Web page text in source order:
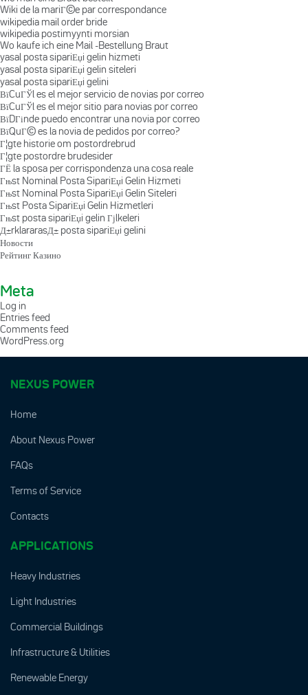
Wiki de la mariГ©e par correspondance
wikipedia mail order bride
wikipedia postimyynti morsian
Wo kaufe ich eine Mail -Bestellung Braut
yasal posta sipariЕџi gelin hizmeti
yasal posta sipariЕџi gelin siteleri
yasal posta sipariЕџi gelini
ВїCuГЎl es el mejor servicio de novias por correo
ВїCuГЎl es el mejor sitio para novias por correo
ВїDГіnde puedo encontrar una novia por correo
ВїQuГ© es la novia de pedidos por correo?
Г¦gte historie om postordrebrud
Г¦gte postordre brudesider
ГЁ la sposa per corrispondenza una cosa reale
Гњst Nominal Posta SipariЕџi Gelin Hizmeti
Гњst Nominal Posta SipariЕџi Gelin Siteleri
Гњst Posta SipariЕџi Gelin Hizmetleri
Гњst posta sipariЕџi gelin Гјlkeleri
Д±rklararasД± posta sipariЕџi gelini
Новости
Рейтинг Казино
Meta
Log in
Entries feed
Comments feed
WordPress.org
NEXUS POWER
Home
About Nexus Power
FAQs
Terms of Service
Contacts
APPLICATIONS
Heavy Industries
Light Industries
Commercial Buildings
Infrastructure & Utilities
Renewable Energy